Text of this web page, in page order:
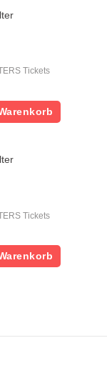
Tickets
Tickets